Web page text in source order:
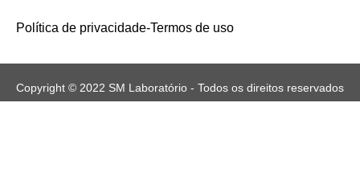
Política de privacidade-Termos de uso
Copyright © 2022 SM Laboratório - Todos os direitos reservados